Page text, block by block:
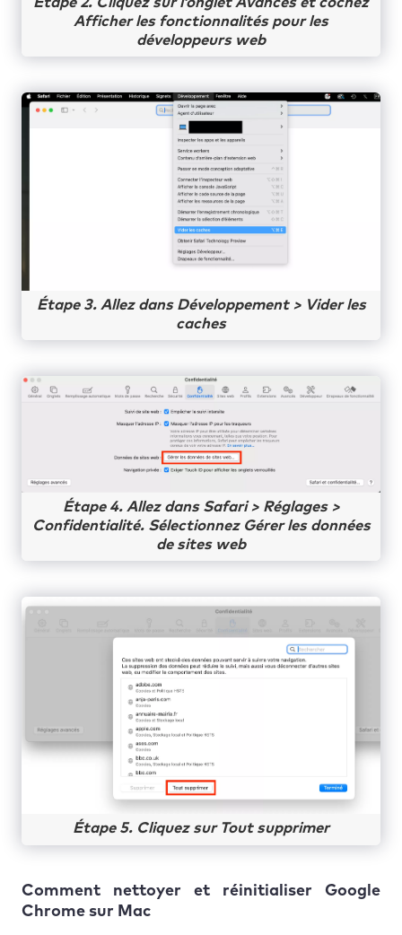
Étape 2. Cliquez sur l’onglet Avancés et cochez
Afficher les fonctionnalités pour les
développeurs web
Étape 3. Allez dans Développement > Vider les
caches
Étape 4. Allez dans Safari > Réglages >
Confidentialité. Sélectionnez Gérer les données
de sites web
Étape 5. Cliquez sur Tout supprimer
Comment nettoyer et réinitialiser Google
Chrome sur Mac